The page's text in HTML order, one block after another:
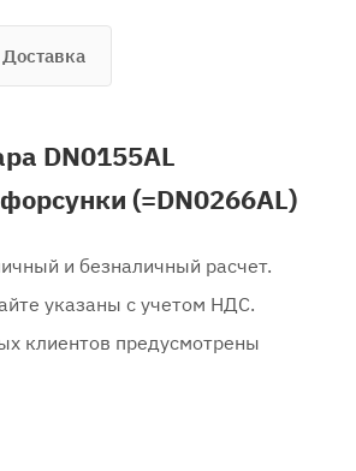
Доставка
DN0155AL
(=DN0266AL)
и безналичный расчет.
указаны с учетом НДС.
клиентов предусмотрены